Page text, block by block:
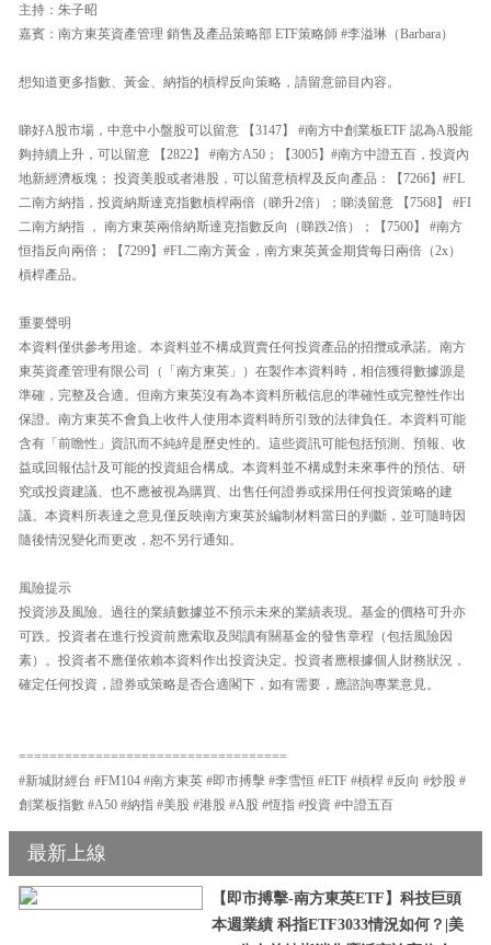
主持：朱子昭
嘉賓：南方東英資產管理 銷售及產品策略部 ETF策略師 #李溢琳（Barbara）
想知道更多指數、黃金、納指的槓桿反向策略，請留意節目內容。
睇好A股市場，中意中小盤股可以留意 【3147】 #南方中創業板ETF 認為A股能
夠持續上升，可以留意 【2822】 #南方A50；【3005】#南方中證五百，投資內
地新經濟板塊； 投資美股或者港股，可以留意槓桿及反向產品：【7266】#FL
二南方納指，投資納斯達克指數槓桿兩倍（睇升2倍）；睇淡留意 【7568】 #FI
二南方納指 ， 南方東英兩倍納斯達克指數反向（睇跌2倍）；【7500】 #南方
恒指反向兩倍；【7299】#FL二南方黃金，南方東英黃金期貨每日兩倍（2x）
槓桿產品。
重要聲明
本資料僅供參考用途。本資料並不構成買賣任何投資產品的招攬或承諾。南方
東英資產管理有限公司（「南方東英」）在製作本資料時，相信獲得數據源是
準確，完整及合適。但南方東英沒有為本資料所載信息的準確性或完整性作出
保證。南方東英不會負上收件人使用本資料時所引致的法律負任。本資料可能
含有「前瞻性」資訊而不純綷是歷史性的。這些資訊可能包括預測、預報、收
益或回報估計及可能的投資組合構成。本資料並不構成對未來事件的預估、研
究或投資建議、也不應被視為購買、出售任何證券或採用任何投資策略的建
議。本資料所表達之意見僅反映南方東英於編制材料當日的判斷，並可隨時因
隨後情況變化而更改，恕不另行通知。
風險提示
投資涉及風險。過往的業績數據並不預示未來的業績表現。基金的價格可升亦
可跌。投資者在進行投資前應索取及閱讀有關基金的發售章程（包括風險因
素）。投資者不應僅依賴本資料作出投資決定。投資者應根據個人財務狀況，
確定任何投資，證券或策略是否合適閣下，如有需要，應諮詢專業意見。
===================================
#新城財經台 #FM104 #南方東英 #即市搏擊 #李雪恒 #ETF #槓桿 #反向 #炒股 #
創業板指數 #A50 #納指 #美股 #港股 #A股 #恆指 #投資 #中證五百
最新上線
【即市搏擊-南方東英ETF】科技巨頭
本週業績 科指ETF3033情況如何？|美